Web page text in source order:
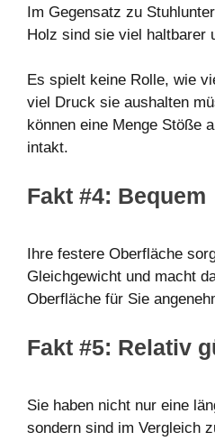
Im Gegensatz zu
Holz sind sie viel haltbarer
Es spielt keine Rolle, wie
viel Druck sie aushalten
können eine Menge Stöße
intakt.
Fakt #4: Bequem
Ihre festere Oberfläche
Gleichgewicht und macht
Oberfläche für Sie
Fakt #5: Relativ
Sie haben nicht nur eine
sondern sind im Vergleich